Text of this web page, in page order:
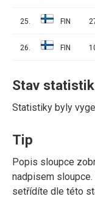
25. FIN
26. FIN
Stav statistik
Statistiky byly
Tip
Popis sloupce
nadpisem
setřídíte dle této